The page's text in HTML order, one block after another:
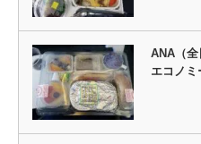
ANA（
エコノミ